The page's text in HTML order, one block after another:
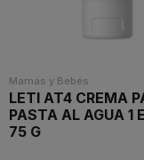
Mamás y Bebés
LETI AT4 CREMA
PASTA AL AGUA 1
75 G